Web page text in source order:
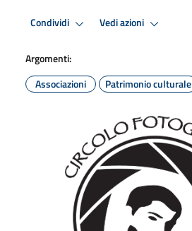
Condividi Vedi azioni
Argomenti:
Associazioni
Patrimonio culturale